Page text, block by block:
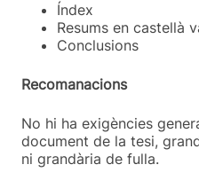
Índex
Resums en castellà
Conclusions
Recomanacions
No hi ha exigències
document de la tesi,
ni grandària de fulla.